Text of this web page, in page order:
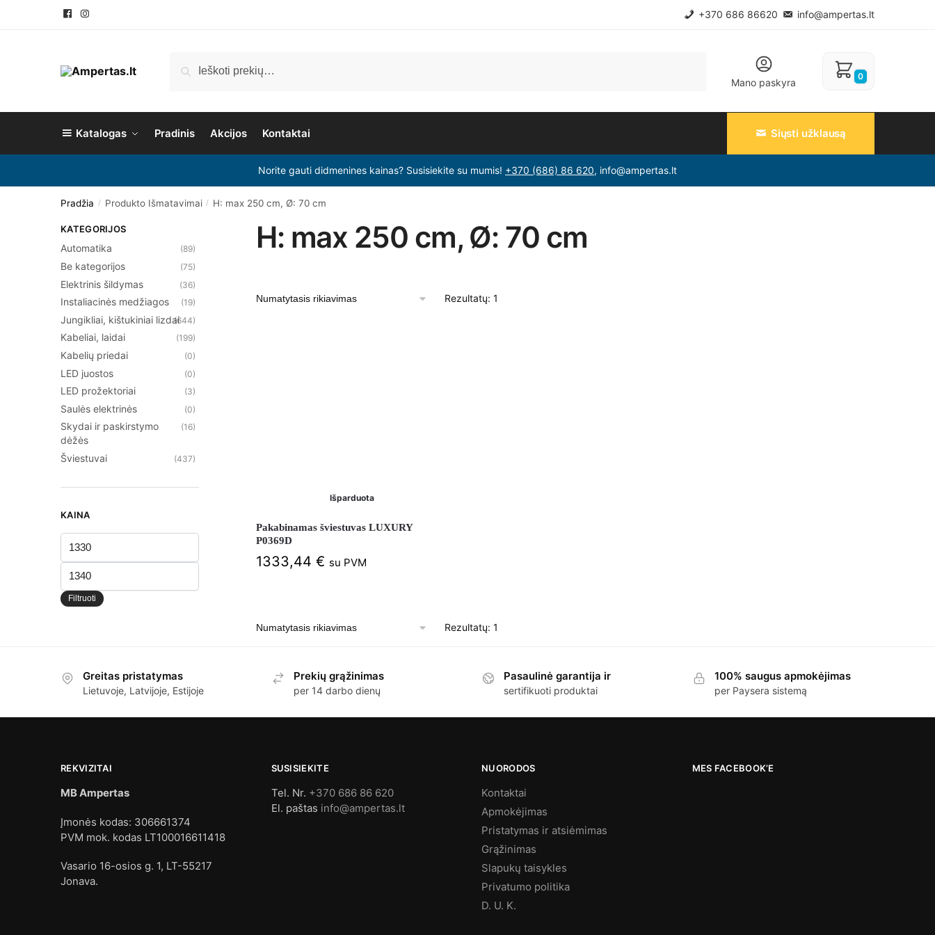
+370 686 86620 info@ampertas.lt
Mano paskyra
0
Katalogas Pradinis Akcijos Kontaktai Siųsti užklausą
Norite gauti didmenines kainas? Susisiekite su mumis! +370 (686) 86 620, info@ampertas.lt
Pradžia / Produkto Išmatavimai / H: max 250 cm, Ø: 70 cm
H: max 250 cm, Ø: 70 cm
Rezultatų: 1
Išparduota
Pakabinamas šviestuvas LUXURY
P0369D
1333,44 € su PVM
Rezultatų: 1
KATEGORIJOS
Automatika (89)
Be kategorijos (75)
Elektrinis šildymas (36)
Instaliacinės medžiagos (19)
Jungikliai, kištukiniai lizdai(644)
Kabeliai, laidai (199)
Kabelių priedai (0)
LED juostos (0)
LED prožektoriai (3)
Saulės elektrinės (0)
Skydai ir paskirstymo
dėžės
(16)
Šviestuvai (437)
KAINA
Filtruoti
Greitas pristatymas
Lietuvoje, Latvijoje, Estijoje
Prekių grąžinimas
per 14 darbo dienų
Pasaulinė garantija ir
sertifikuoti produktai
100% saugus apmokėjimas
per Paysera sistemą
REKVIZITAI
MB Ampertas
Įmonės kodas: 306661374
PVM mok. kodas LT100016611418
Vasario 16-osios g. 1, LT-55217
Jonava.
SUSISIEKITE
Tel. Nr. +370 686 86 620
El. paštas info@ampertas.lt
NUORODOS
Kontaktai
Apmokėjimas
Pristatymas ir atsiėmimas
Grąžinimas
Slapukų taisykles
Privatumo politika
D. U. K.
MES FACEBOOK’E